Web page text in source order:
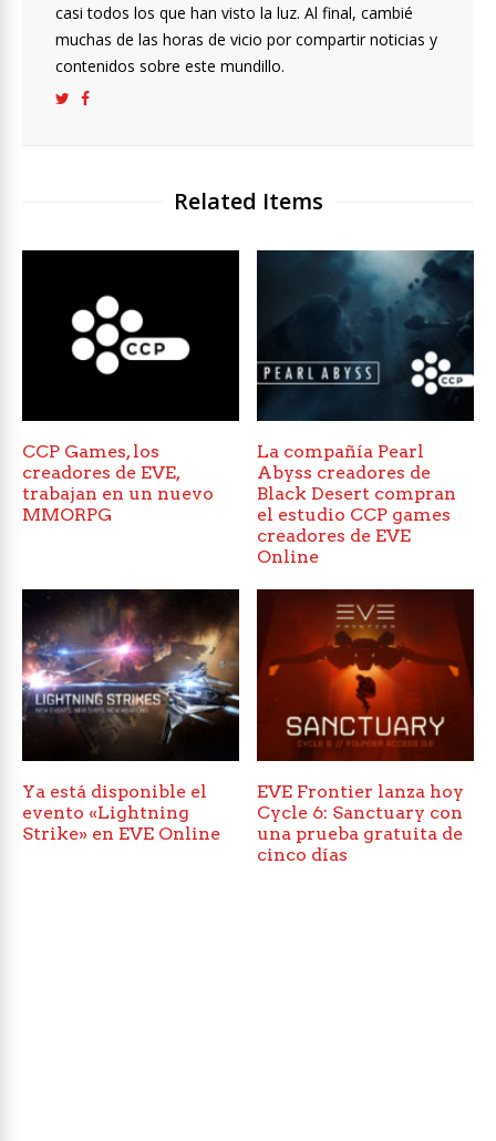
casi todos los que han visto la luz. Al final, cambié
muchas de las horas de vicio por compartir noticias y
contenidos sobre este mundillo.
Related Items
CCP Games, los
creadores de EVE,
trabajan en un nuevo
MMORPG
La compañía Pearl
Abyss creadores de
Black Desert compran
el estudio CCP games
creadores de EVE
Online
Ya está disponible el
evento «Lightning
Strike» en EVE Online
EVE Frontier lanza hoy
Cycle 6: Sanctuary con
una prueba gratuita de
cinco días